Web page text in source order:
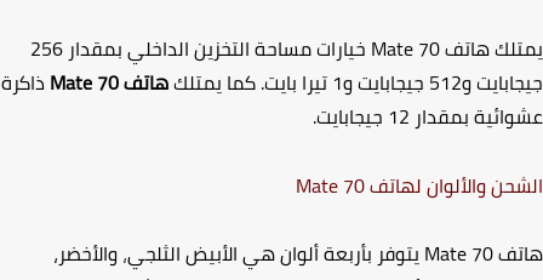
هاتفMate 70
خيارات مساحة التخزين الداخلي بمقدار 256
و1 تيرا بايت. كما يمتلك
هاتفMate 70ذاكرة
بمقدار 12 جيجابايت.
والألوان لهاتفMate 70
Mate 70يتوفر بأربعة ألوان هي الأبيض الثلجي،والأخضر،